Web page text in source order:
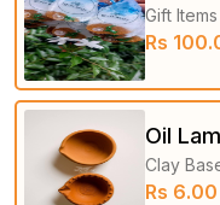
Gift Items
Rs
Oil
Clay
Rs 6.00